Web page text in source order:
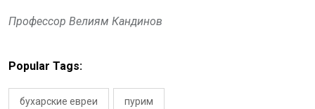
Профессор Велиям Кандинов
Popular Tags:
бухарские евреи пурим